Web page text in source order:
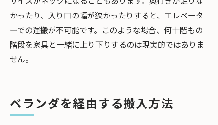
かったり、入り口の幅が狭かったりすると、エレベータ
ーでの運搬が不可能です。このような場合、何十階もの
階段を家具と一緒に上り下りするのは現実的ではありま
せん。
ベランダを経由する搬入方法